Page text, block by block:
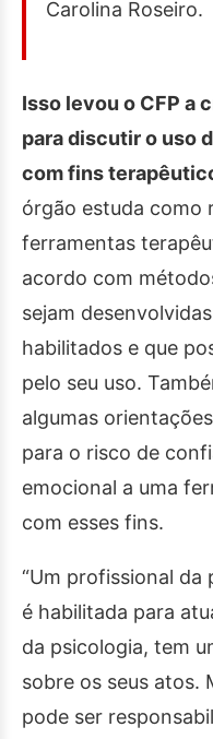
Carolina Roseiro.
Isso levou o CFP a
para discutir o uso
com fins
órgão estuda como
ferramentas
acordo com
sejam
habilitados e que
pelo seu uso.
algumas
para o risco de
emocional a uma
com esses fins.
“Um profissional da
é habilitada para
da psicologia, tem
sobre os seus atos.
pode ser